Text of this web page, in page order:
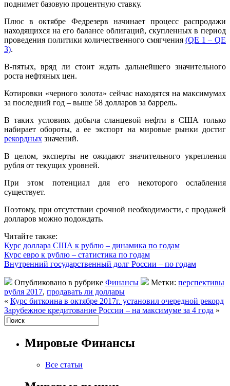
поднимет базовую процентную ставку.
Плюс в октябре Федрезерв начинает процесс распродажи
находящихся на его балансе облигаций, скупленных в период
проведения политики количественного смягчения(QE 1 – QE
3).
В-пятых, вряд ли стоит ждать дальнейшего значительного
роста нефтяных цен.
Котировки «черного золота» сейчас находятся на максимумах
за последний год – выше 58 долларов за баррель.
В таких условиях добыча сланцевой нефти в США только
набирает обороты, а ее экспорт на мировые рынки достиг
рекордных значений.
В целом, эксперты не ожидают значительного укрепления
рубля от текущих уровней.
При этом потенциал для его некоторого ослабления
существует.
Поэтому, при отсутствии срочной необходимости, с продажей
долларов можно подождать.
Читайте также:
Курс доллара США к рублю – динамика по годам
Курс евро к рублю – статистика по годам
Внутренний государственный долг России – по годам
Опубликовано в рубрике Финансы Метки: перспективы
рубля 2017, продавать ли доллары
« Курс биткоина в октябре 2017г. установил очередной рекорд
Зарубежное кредитование России – на максимуме за 4 года »
Мировые Финансы
Все статьи